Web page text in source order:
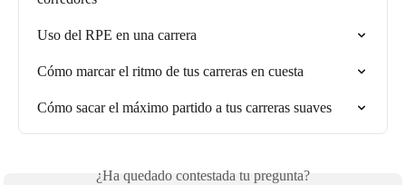
Uso del RPE en una carrera
Cómo marcar el ritmo de tus carreras en cuesta
Cómo sacar el máximo partido a tus carreras suaves
¿Ha quedado contestada tu pregunta?